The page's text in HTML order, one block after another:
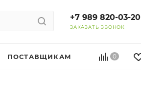
+7 989 820-03-20
ЗАКАЗАТЬ ЗВОНОК
0
ПОСТАВЩИКАМ